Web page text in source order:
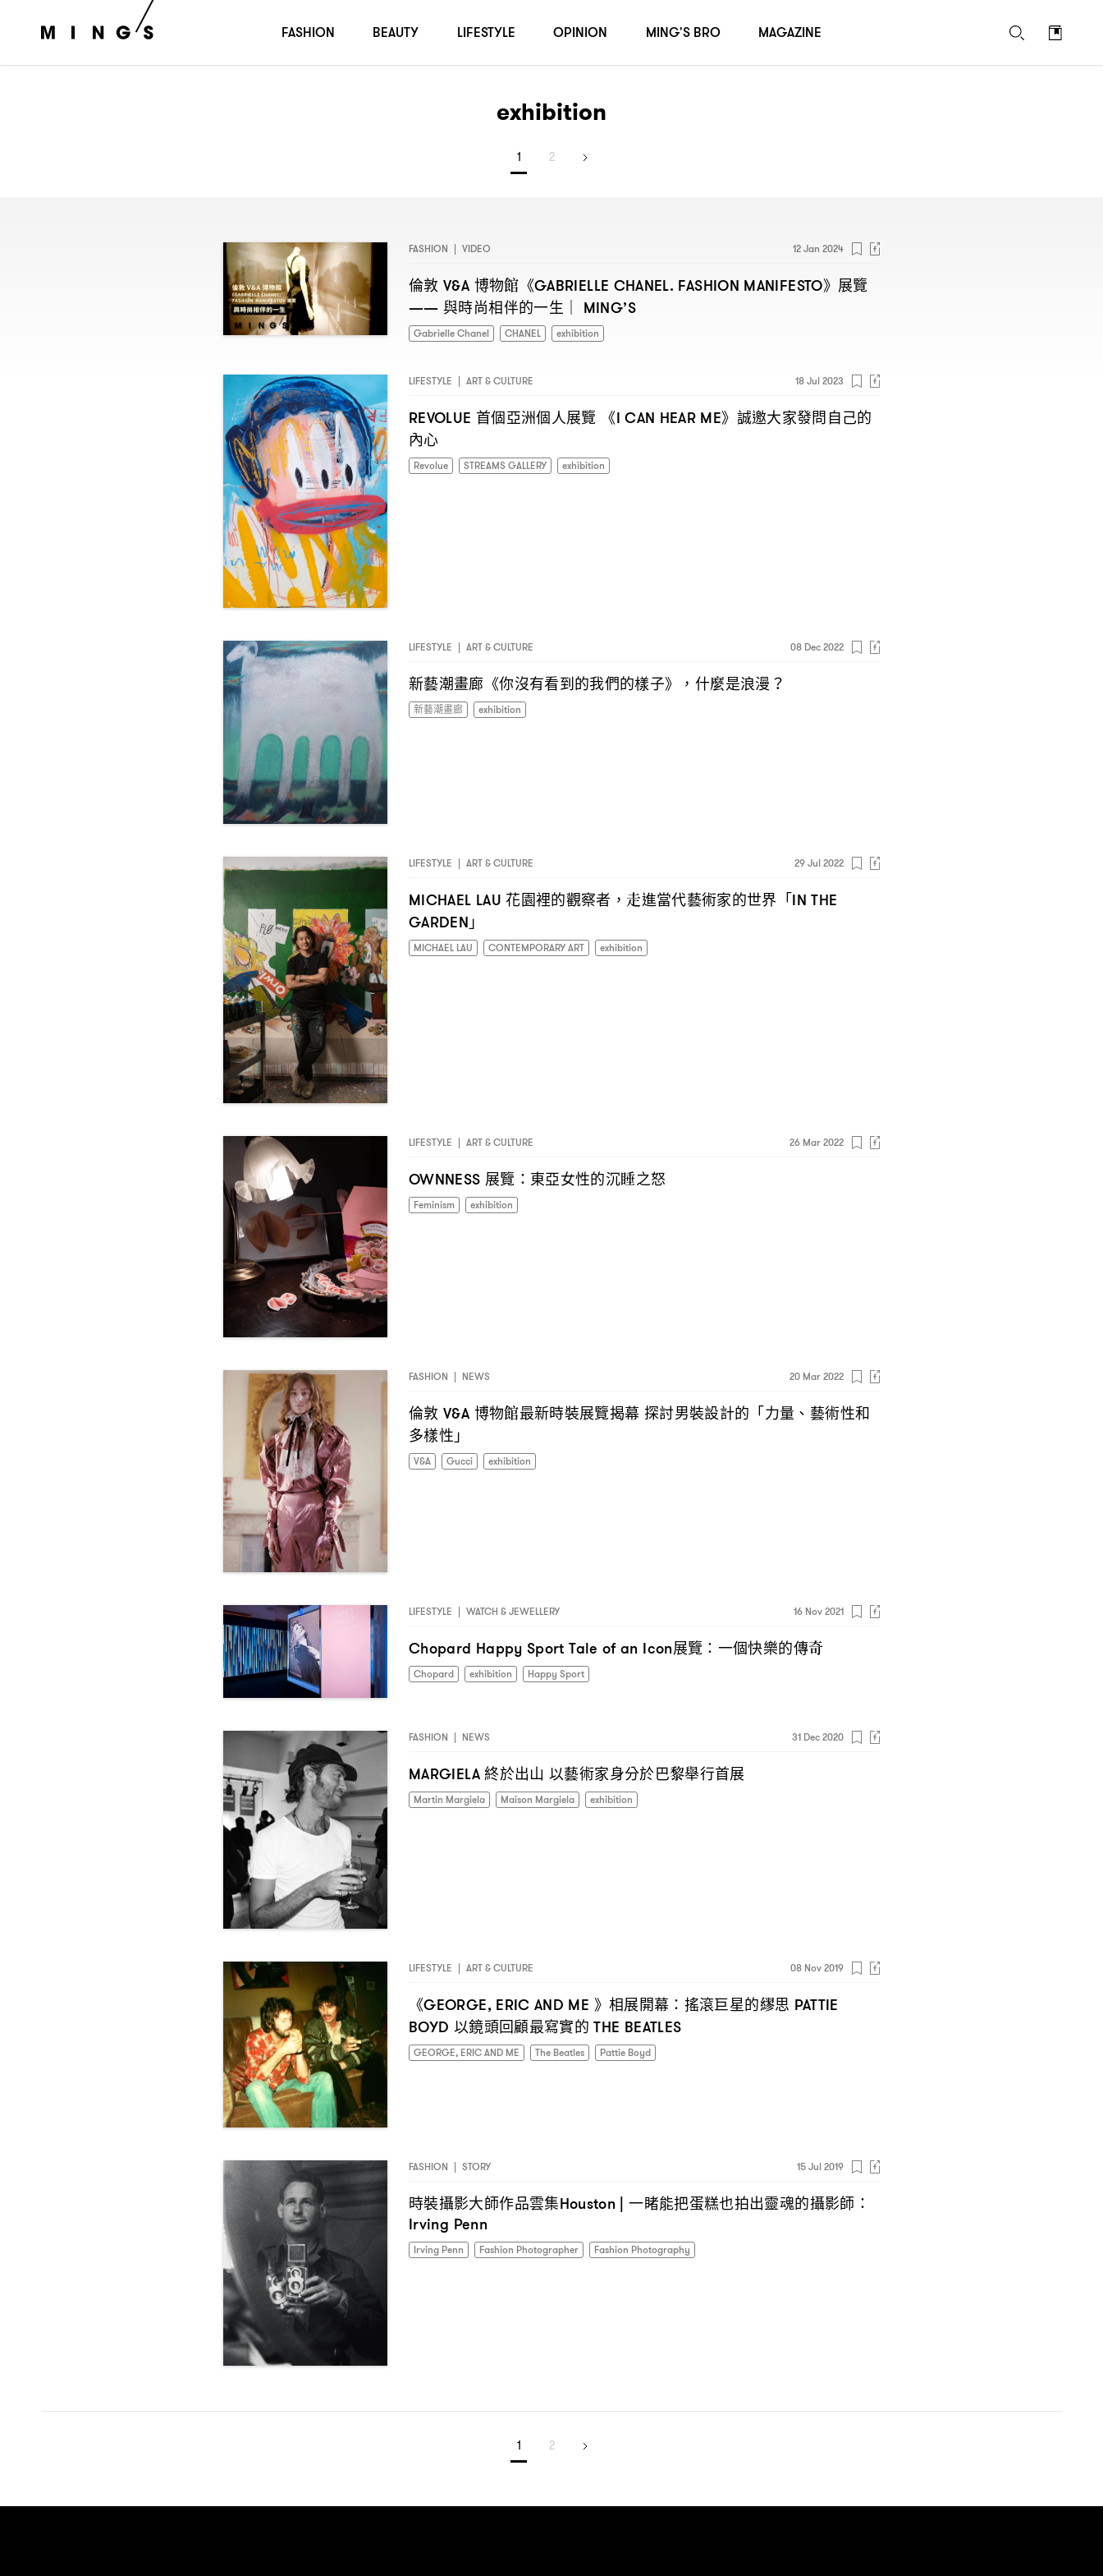
exhibition
1 2
FASHION | VIDEO 12 Jan 2024
倫敦 V&A 博物館《GABRIELLE CHANEL. FASHION MANIFESTO》展覽
——與時尚相伴的一生 ｜ MING’S
Gabrielle Chanel CHANEL exhibition
LIFESTYLE | ART & CULTURE 18 Jul 2023
REVOLUE 首個亞洲個人展覽 《I CAN HEAR ME》誠邀大家發問自己的
內心
Revolue STREAMS GALLERY exhibition
LIFESTYLE ART & CULTURE 08 Dec 2022
新藝潮畫廊《你沒有看到的我們的樣子》 ， 什麼是浪漫 ？
新藝潮畫廊 exhibition
LIFESTYLE | ART & CULTURE 29 Jul 2022
MICHAEL LAU 花園裡的觀察者 ， 走進當代藝術家的世界「IN THE
GARDEN 」
MICHAEL LAU CONTEMPORARY ART exhibition
LIFESTYLE | ART & CULTURE 26 Mar 2022
OWNNESS 展覽 ： 東亞女性的沉睡之怒
Feminism exhibition
FASHION | NEWS 20 Mar 2022
倫敦 V&A 博物館最新時裝展覽揭幕 探討男裝設計的「力量、藝術性和
多樣性」
V&A Gucci exhibition
LIFESTYLE | WATCH & JEWELLERY 16 Nov 2021
Chopard Happy Sport Tale of an Icon展覽 ： 一個快樂的傳奇
Chopard exhibition Happy Sport
FASHION | NEWS 31 Dec 2020
MARGIELA終於出山 以藝術家身分於巴黎舉行首展
Martin Margiela Maison Margiela exhibition
LIFESTYLE | ART & CULTURE 08 Nov 2019
《GEORGE, ERIC AND ME 》相展開幕 ： 搖滾巨星的繆思 PATTIE
BOYD 以鏡頭回顧最寫實的 THE BEATLES
GEORGE, ERIC AND ME The Beatles Pattie Boyd
FASHION | STORY 15 Jul 2019
時裝攝影大師作品雲集Houston |一睹能把蛋糕也拍出靈魂的攝影師 ：
Irving Penn
Irving Penn Fashion Photographer Fashion Photography
1 2
FASHION BEAUTY LIFESTYLE OPINION MING'S BRO MAGAZINE